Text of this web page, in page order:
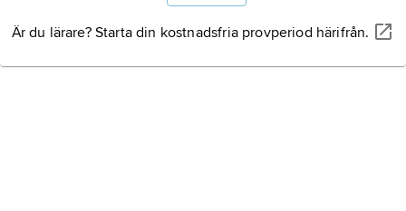
Är du lärare? Starta din kostnadsfria provperiod härifrån.